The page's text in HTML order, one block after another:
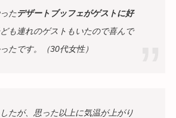
たデザートブッフェがゲストに好
も連れのゲストもいたので喜んで
たです。（30代女性）
たが、思った以上に気温が上がり